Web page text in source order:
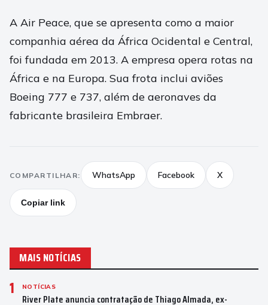
A Air Peace, que se apresenta como a maior
companhia aérea da África Ocidental e Central,
foi fundada em 2013. A empresa opera rotas na
África e na Europa. Sua frota inclui aviões
Boeing 777 e 737, além de aeronaves da
fabricante brasileira Embraer.
COMPARTILHAR: WhatsApp Facebook X
Copiar link
MAIS NOTÍCIAS
1 NOTÍCIAS
River Plate anuncia contratação de Thiago Almada, ex-